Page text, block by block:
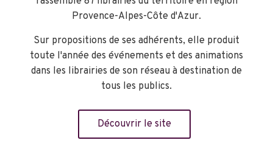
Provence-Alpes-Côte d'Azur.
Sur propositions de ses adhérents, elle produit
toute l'année des événements et des animations
dans les librairies de son réseau à destination de
tous les publics.
Découvrir le site